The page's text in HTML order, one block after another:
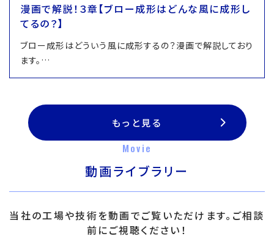
漫画で解説！３章【ブロー成形はどんな風に成形し
てるの？】
ブロー成形はどういう風に成形するの？漫画で解説しており
ます。…
もっと見る
Movie
動画ライブラリー
当社の工場や技術を動画でご覧いただけます。ご相談
前にご視聴ください！